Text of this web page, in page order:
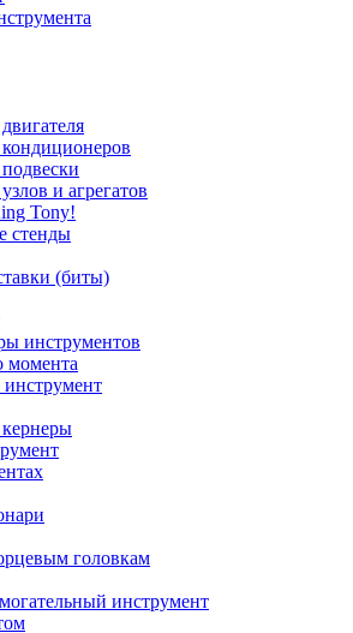
и агрегатов
Tony!
стенды
(биты)
инструментов
момента
головкам
инструмент